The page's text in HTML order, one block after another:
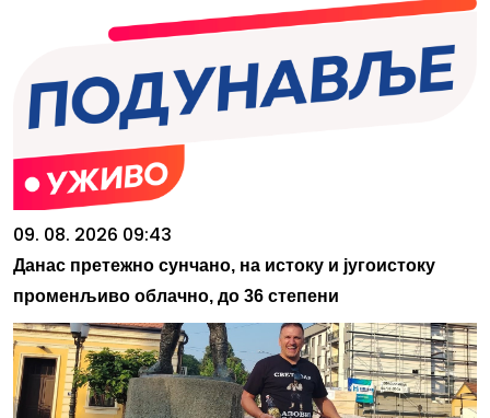
09. 08. 2026 09:43
Данас претежно сунчано, на истоку и југоистоку
променљиво облачно, до 36 степени